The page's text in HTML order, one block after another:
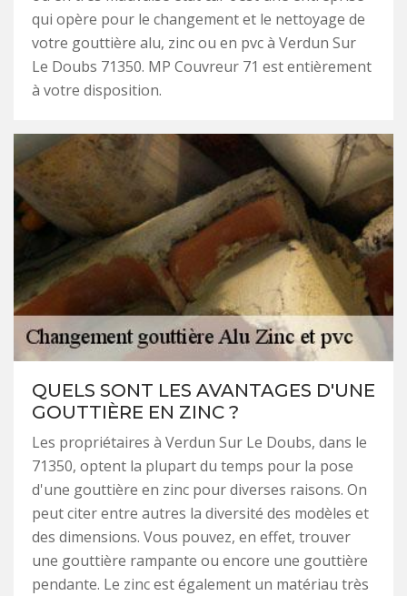
qui opère pour le changement et le nettoyage de
votre gouttière alu, zinc ou en pvc à Verdun Sur
Le Doubs 71350. MP Couvreur 71 est entièrement
à votre disposition.
QUELS SONT LES AVANTAGES D'UNE
GOUTTIÈRE EN ZINC ?
Les propriétaires à Verdun Sur Le Doubs, dans le
71350, optent la plupart du temps pour la pose
d'une gouttière en zinc pour diverses raisons. On
peut citer entre autres la diversité des modèles et
des dimensions. Vous pouvez, en effet, trouver
une gouttière rampante ou encore une gouttière
pendante. Le zinc est également un matériau très